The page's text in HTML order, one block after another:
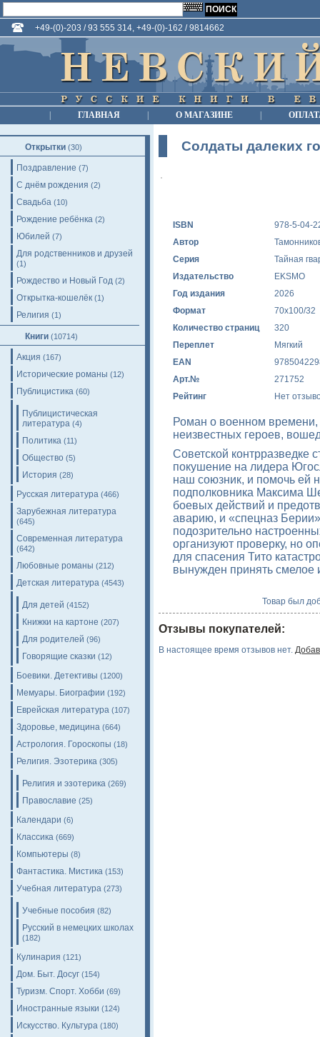
+49-(0)-203 / 93 555 314, +49-(0)-162 / 9814662
ГЛАВНАЯ О МАГАЗИНЕ
Открытки (30)
Поздравление (7)
С днём рождения (2)
Свадьба (10)
Рождение ребёнка (2)
Юбилей (7)
Для родственников и друзей
(1)
Рождество и Новый Год (2)
Открытка-кошелёк (1)
Религия (1)
Книги (10714)
Акция (167)
Исторические романы (12)
Публицистика (60)
Публицистическая
литература (4)
Политика (11)
Общество (5)
История (28)
Русская литература (466)
Зарубежная литература
(645)
Современная литература
(642)
Любовные романы (212)
Детская литература (4543)
Для детей (4152)
Книжки на картоне (207)
Для родителей (96)
Говорящие сказки (12)
Боевики. Детективы (1200)
Мемуары. Биографии (192)
Еврейская литература (107)
Здоровье, медицина (664)
Астрология. Гороскопы (18)
Религия. Эзотерика (305)
Религия и эзотерика (269)
Православие (25)
Календари (6)
Классика (669)
Компьютеры (8)
Фантастика. Мистика (153)
Учебная литература (273)
Учебные пособия (82)
Русский в немецких школах
(182)
Кулинария (121)
Дом. Быт. Досуг (154)
Туризм. Спорт. Хобби (69)
Иностранные языки (124)
Искусство. Культура (180)
Солдаты далеких
ISBN
978-5-04-
Автор
Серия
Тайная
Издательство
EKSMO
Год издания
2026
Формат
70x100/32
Количество страниц
320
Переплет
Мягкий
EAN
Арт.№
271752
Рейтинг
Нет
Роман о военном времени,
неизвестных героев,
Советской контрразведке
покушение на лидера
наш союзник, и помочь ей
подполковника Максима
боевых действий и
аварию, и «спецназ
подозрительно
организуют проверку, но
для спасения Тито
вынужден принять
Товар был
Отзывы покупателей:
В настоящее время отзывов нет.